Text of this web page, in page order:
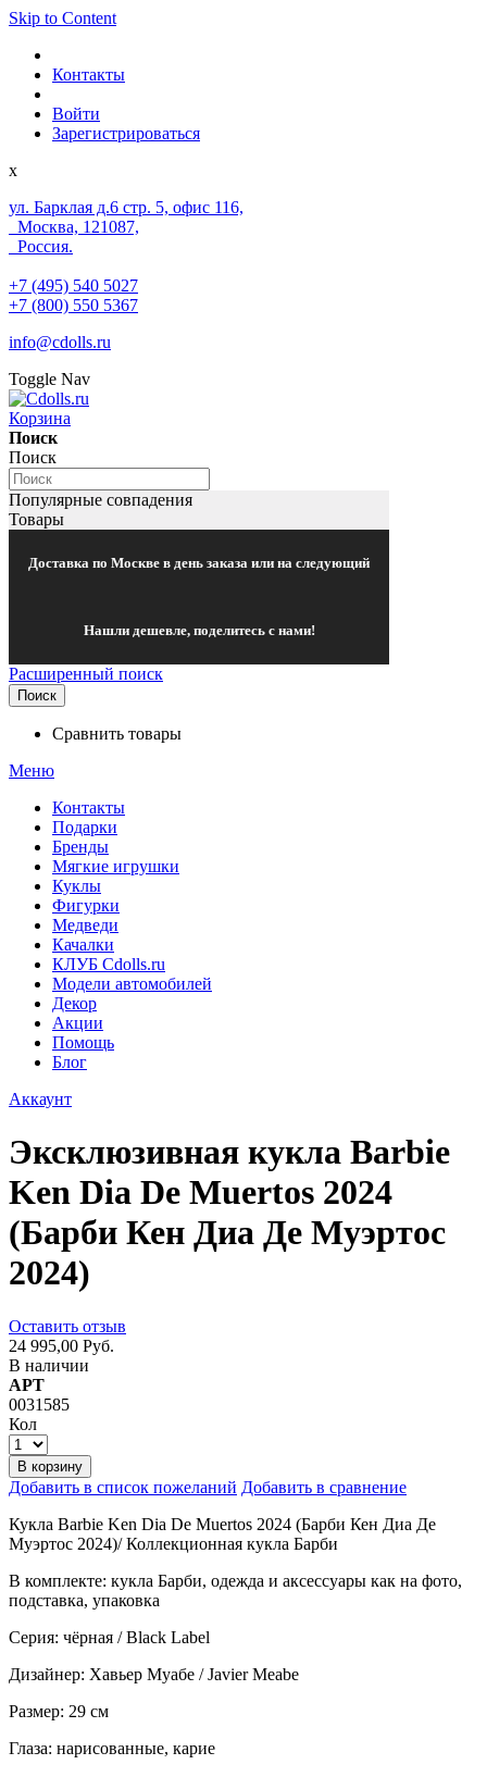
Skip to Content
Контакты
Войти
Зарегистрироваться
x
ул. Барклая д.6 стр. 5, офис 116,
Москва, 121087,
Россия.
+7 (495) 540 5027
+7 (800) 550 5367
info@cdolls.ru
Toggle Nav
Корзина
Поиск
Поиск
Популярные совпадения
Товары
Доставка по Москве в день заказа или на следующий
Нашли дешевле, поделитесь с нами!
Расширенный поиск
Поиск
Сравнить товары
Меню
Контакты
Подарки
Бренды
Мягкие игрушки
Куклы
Фигурки
Медведи
Качалки
КЛУБ Cdolls.ru
Модели автомобилей
Декор
Акции
Помощь
Блог
Аккаунт
Эксклюзивная кукла Barbie
Ken Dia De Muertos 2024
(Барби Кен Диа Де Муэртос
2024)
Оставить отзыв
24 995,00 Руб.
В наличии
АРТ
0031585
Кол
В корзину
Добавить в список пожеланий Добавить в сравнение
Кукла Barbie Ken Dia De Muertos 2024 (Барби Кен Диа Де
Муэртос 2024)/ Коллекционная кукла Барби
В комплекте: кукла Барби, одежда и аксессуары как на фото,
подставка, упаковка
Серия: чёрная / Black Label
Дизайнер: Хавьер Муабе / Javier Meabe
Размер: 29 см
Глаза: нарисованные, карие